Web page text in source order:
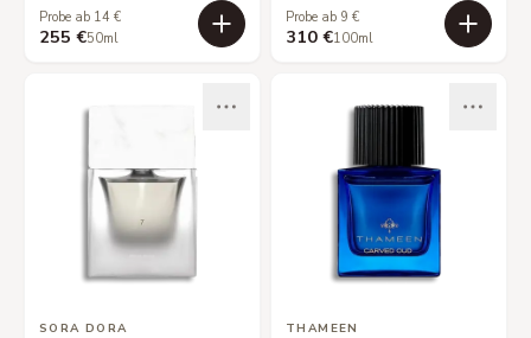
Probe ab 14 €
255 €50ml
Probe ab 9 €
310 €100ml
SORA DORA THAMEEN